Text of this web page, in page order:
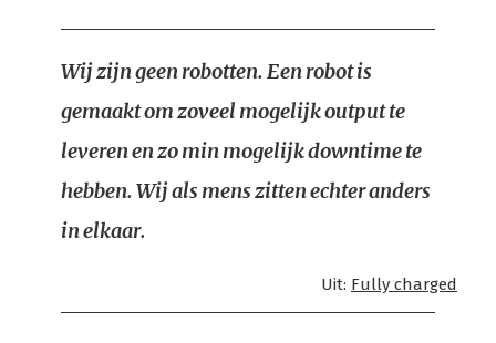
Wij zijn geen robotten. Een robot is
gemaakt om zoveel mogelijk output te
leveren en zo min mogelijk downtime te
hebben. Wij als mens zitten echter anders
in elkaar.
Uit: Fully charged